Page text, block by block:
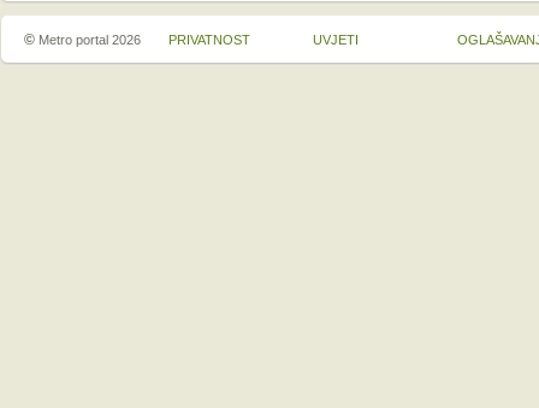
© Metro portal 2026 PRIVATNOST UVJETI